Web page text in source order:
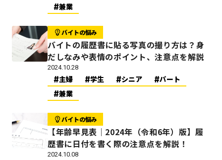
兼業
バイトの悩み
バイトの履歴書に貼る写真の撮り方は？身
だしなみや表情のポイント、注意点を解説
2024.10.28
主婦 学生 シニア
パート
兼業
バイトの悩み
【年齢早見表｜2024年（令和6年）版】履
歴書に日付を書く際の注意点を解説！
2024.10.08